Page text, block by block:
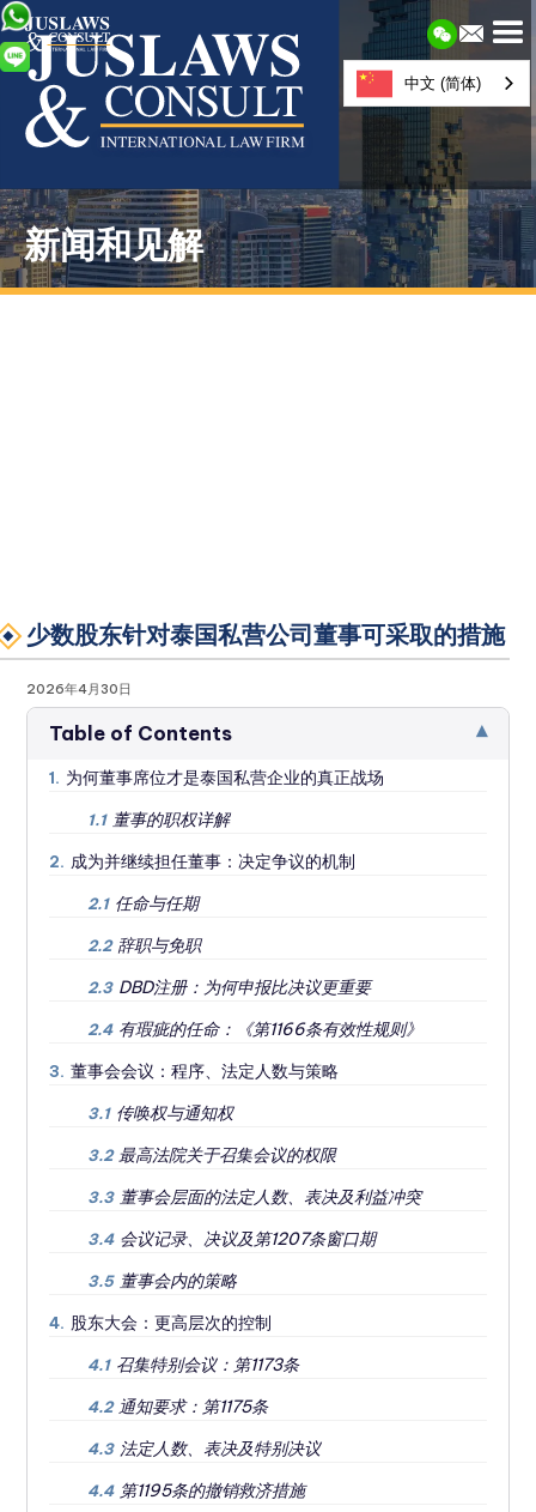
新闻和见解
少数股东针对泰国私营公司董事可采取的措施
2026年4月30日
Table of Contents ▾
1. 为何董事席位才是泰国私营企业的真正战场
1.1 董事的职权详解
2. 成为并继续担任董事：决定争议的机制
2.1 任命与任期
2.2 辞职与免职
2.3 DBD注册：为何申报比决议更重要
2.4 有瑕疵的任命：《第1166条有效性规则》
3. 董事会会议：程序、法定人数与策略
3.1 传唤权与通知权
3.2 最高法院关于召集会议的权限
3.3 董事会层面的法定人数、表决及利益冲突
3.4 会议记录、决议及第1207条窗口期
3.5 董事会内的策略
4. 股东大会：更高层次的控制
4.1 召集特别会议：第1173条
4.2 通知要求：第1175条
4.3 法定人数、表决及特别决议
4.4 第1195条的撤销救济措施
中文 (简体)